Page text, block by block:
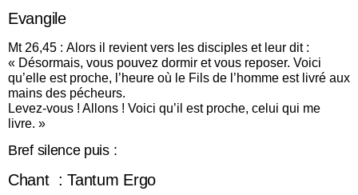
Evangile
Mt 26,45 : Alors il revient vers les disciples et leur dit :
« Désormais, vous pouvez dormir et vous reposer. Voici
qu’elle est proche, l’heure où le Fils de l’homme est livré aux
mains des pécheurs.
Levez-vous ! Allons ! Voici qu’il est proche, celui qui me
livre. »
Bref silence puis :
Chant : Tantum Ergo